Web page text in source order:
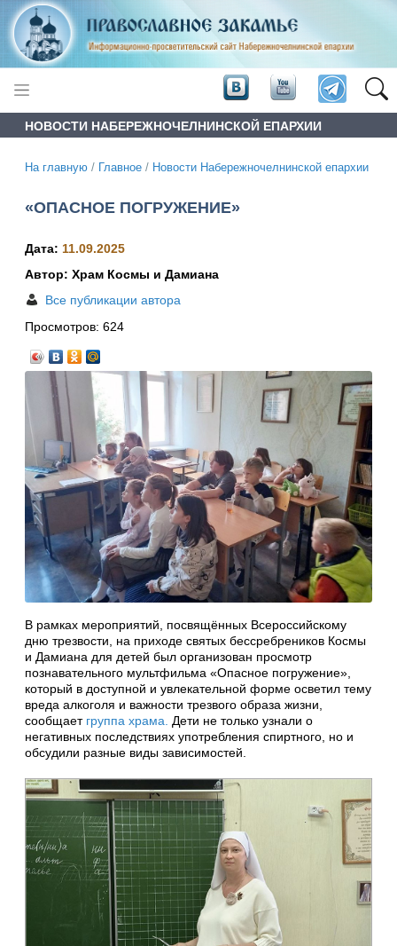
НОВОСТИ НАБЕРЕЖНОЧЕЛНИНСКОЙ ЕПАРХИИ
На главную / Главное / Новости Набережночелнинской епархии
«ОПАСНОЕ ПОГРУЖЕНИЕ»
Дата: 11.09.2025
Автор: Храм Космы и Дамиана
Все публикации автора
Просмотров: 624
В рамках мероприятий, посвящённых Всероссийскому
дню трезвости, на приходе святых бессребреников Космы
и Дамиана для детей был организован просмотр
познавательного мультфильма «Опасное погружение»,
который в доступной и увлекательной форме осветил тему
вреда алкоголя и важности трезвого образа жизни,
сообщает группа храма.
Дети не только узнали о
негативных последствиях употребления спиртного, но и
обсудили разные виды зависимостей.